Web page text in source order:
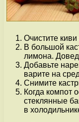
Очистите
В большой
лимона.
Добавьте
варите на
Снимите
Когда компот
стеклянные
в